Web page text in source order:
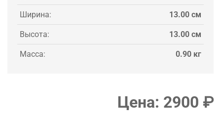
Ширина: 13.00 см
Высота: 13.00 см
Масса: 0.90 кг
Цена: 2900 ₽